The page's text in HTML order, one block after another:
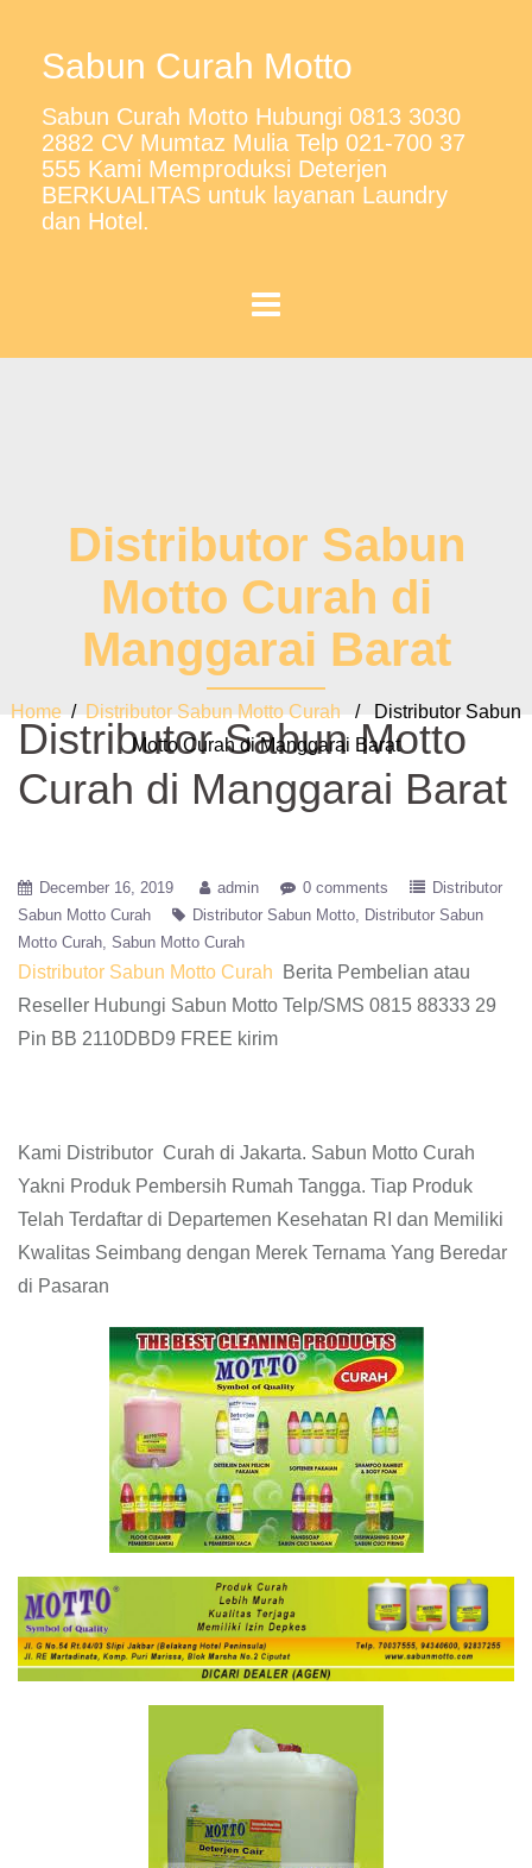
Sabun Curah Motto
Sabun Curah Motto Hubungi 0813 3030
2882 CV Mumtaz Mulia Telp 021-700 37
555 Kami Memproduksi Deterjen
BERKUALITAS untuk layanan Laundry
dan Hotel.
Distributor Sabun
Motto Curah di
Manggarai Barat
Home / Distributor Sabun Motto Curah / Distributor Sabun
Motto Curah di Manggarai Barat
Distributor Sabun Motto
Curah di Manggarai Barat
December 16, 2019 admin 0 comments
Distributor
Sabun Motto Curah
Distributor Sabun Motto
Distributor Sabun
Motto Curah Sabun Motto Curah
Distributor Sabun Motto Curah
Berita Pembelian atau
Reseller Hubungi Sabun Motto Telp/SMS 0815 88333 29
Pin BB 2110DBD9 FREE kirim
Kami Distributor Curah di Jakarta. Sabun Motto Curah
Yakni Produk Pembersih Rumah Tangga. Tiap Produk
Telah Terdaftar di Departemen Kesehatan RI dan Memiliki
Kwalitas Seimbang dengan Merek Ternama Yang Beredar
di Pasaran